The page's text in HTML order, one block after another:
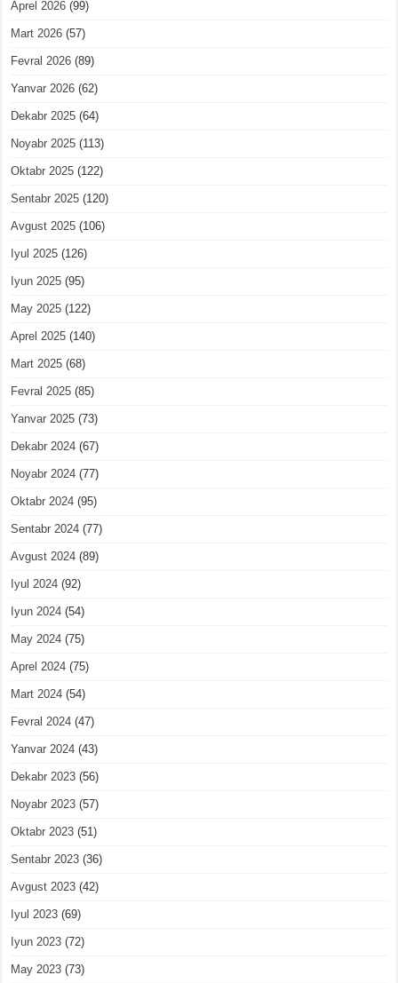
Aprel 2026 (99)
Mart 2026 (57)
Fevral 2026 (89)
Yanvar 2026 (62)
Dekabr 2025 (64)
Noyabr 2025 (113)
Oktabr 2025 (122)
Sentabr 2025 (120)
Avgust 2025 (106)
Iyul 2025 (126)
Iyun 2025 (95)
May 2025 (122)
Aprel 2025 (140)
Mart 2025 (68)
Fevral 2025 (85)
Yanvar 2025 (73)
Dekabr 2024 (67)
Noyabr 2024 (77)
Oktabr 2024 (95)
Sentabr 2024 (77)
Avgust 2024 (89)
Iyul 2024 (92)
Iyun 2024 (54)
May 2024 (75)
Aprel 2024 (75)
Mart 2024 (54)
Fevral 2024 (47)
Yanvar 2024 (43)
Dekabr 2023 (56)
Noyabr 2023 (57)
Oktabr 2023 (51)
Sentabr 2023 (36)
Avgust 2023 (42)
Iyul 2023 (69)
Iyun 2023 (72)
May 2023 (73)